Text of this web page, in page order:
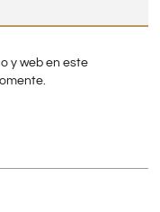
y web en este